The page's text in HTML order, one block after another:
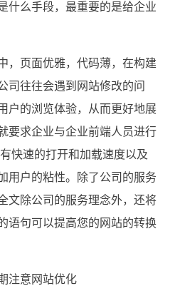
什么手段，最重要的是给企业
页面优雅，代码薄，在构建
司往往会遇到网站修改的问
户的浏览体验，从而更好地展
要求企业与企业前端人员进行
快速的打开和加载速度以及
用户的粘性。除了公司的服务
文除公司的服务理念外，还将
语句可以提高您的网站的转换
意网站优化